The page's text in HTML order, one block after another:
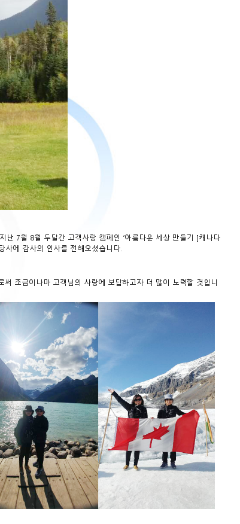
7월 8월 두달간 고객사랑 캠페인 ‘아름다운 세상 만들기 [캐나다
에 감사의 인사를 전해오셨습니다.
조금이나마 고객님의 사랑에 보답하고자 더 많이 노력할 것입니